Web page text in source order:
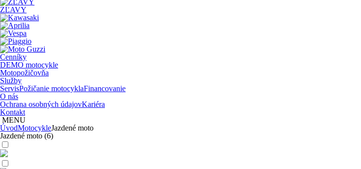
ZĽAVY
Cenníky
DEMO motocykle
Motopožičovňa
Služby
ServisPožičanie motocyklaFinancovanie
O nás
Ochrana osobných údajovKariéra
Kontakt
MENU
ÚvodMotocykleJazdené moto
Jazdené moto (6)